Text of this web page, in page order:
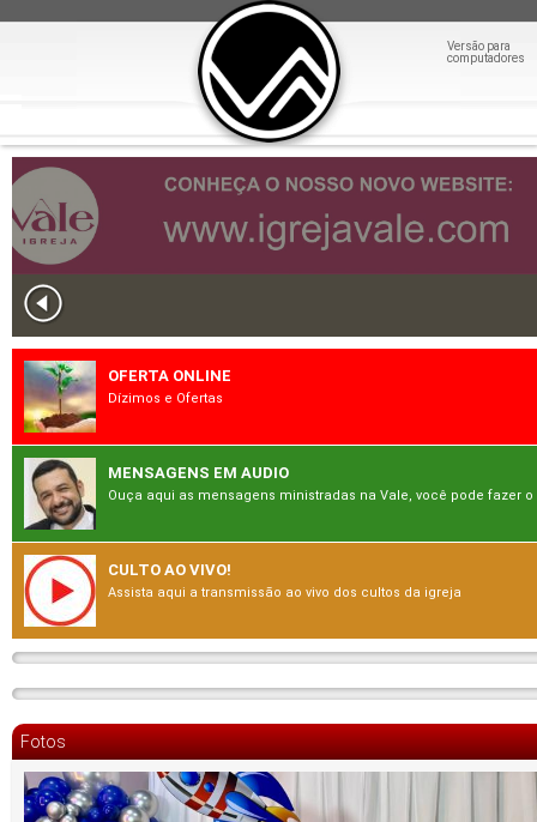
Versão para
computadores
OFERTA ONLINE
Dízimos e Ofertas
MENSAGENS EM AUDIO
Ouça aqui as mensagens ministradas na Vale, você pode fazer o
CULTO AO VIVO!
Assista aqui a transmissão ao vivo dos cultos da igreja
Fotos